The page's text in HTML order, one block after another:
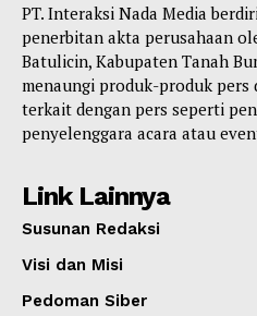
PT. Interaksi Nada Media
penerbitan akta perusahaan
Batulicin, Kabupaten Tanah
menaungi produk-produk pers
terkait dengan pers seperti
penyelenggara acara atau
Link Lainnya
Susunan Redaksi
Visi dan Misi
Pedoman Siber